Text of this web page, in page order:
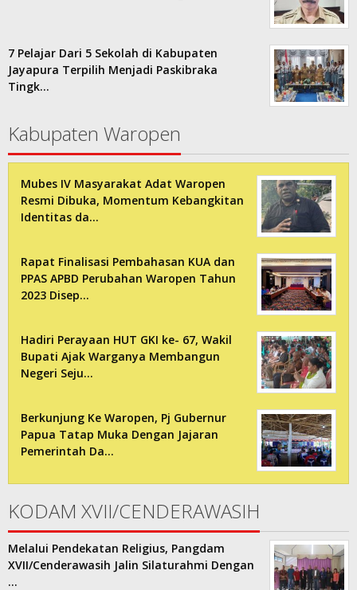
7 Pelajar Dari 5 Sekolah di Kabupaten
Jayapura Terpilih Menjadi Paskibraka
Tingk…
Kabupaten Waropen
Mubes IV Masyarakat Adat Waropen
Resmi Dibuka, Momentum Kebangkitan
Identitas da…
Rapat Finalisasi Pembahasan KUA dan
PPAS APBD Perubahan Waropen Tahun
2023 Disep…
Hadiri Perayaan HUT GKI ke- 67, Wakil
Bupati Ajak Warganya Membangun
Negeri Seju…
Berkunjung Ke Waropen, Pj Gubernur
Papua Tatap Muka Dengan Jajaran
Pemerintah Da…
KODAM XVII/CENDERAWASIH
Melalui Pendekatan Religius, Pangdam
XVII/Cenderawasih Jalin Silaturahmi Dengan
…